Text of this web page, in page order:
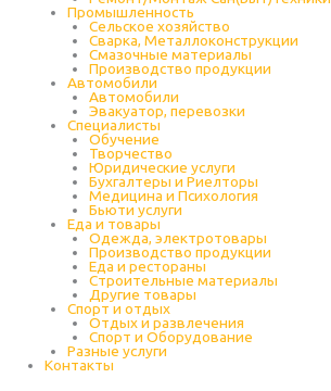
Промышленность
Cельское хозяйство
Сварка, Металлоконструкции
Cмазочные материалы
Производство продукции
Автомобили
Автомобили
Эвакуатор, перевозки
Специалисты
Обучение
Творчество
Юридические услуги
Бухгалтеры и Риелторы
Медицина и Психология
Бьюти услуги
Еда и товары
Одежда, электротовары
Производство продукции
Еда и рестораны
Строительные материалы
Другие товары
Спорт и отдых
Отдых и развлечения
Спорт и Оборудование
Разные услуги
Контакты